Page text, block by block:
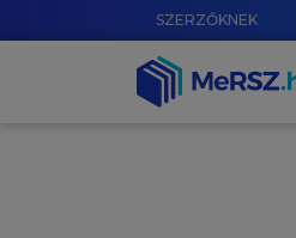
SZERZŐKNEK